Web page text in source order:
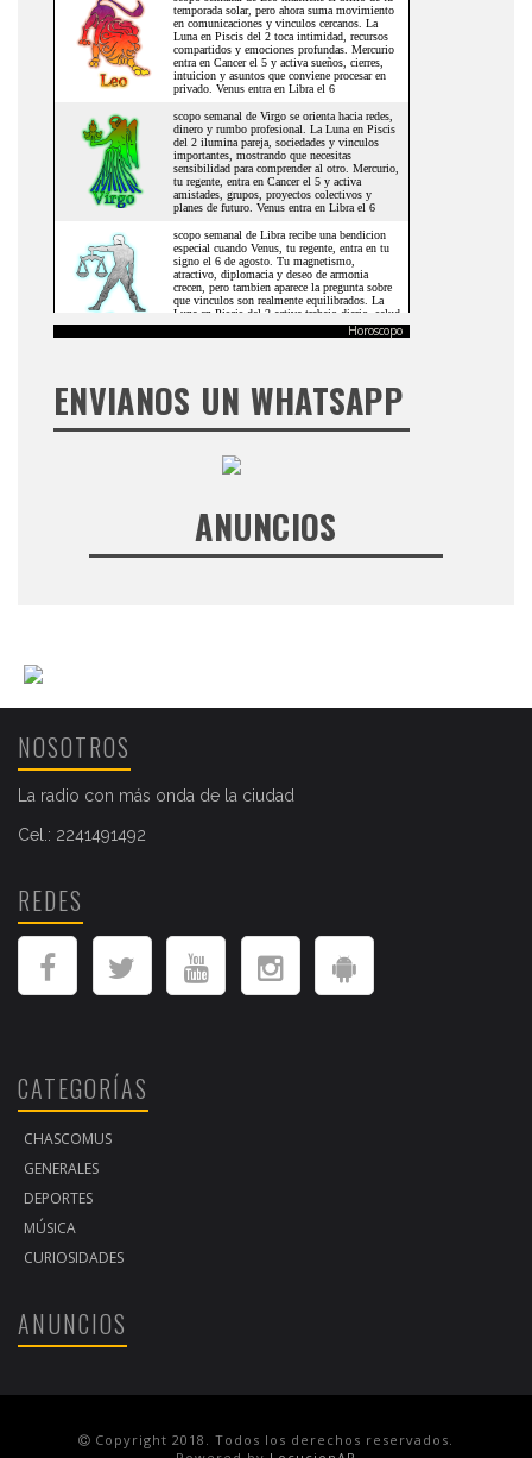
Horoscopo
ENVIANOS UN WHATSAPP
ANUNCIOS
NOSOTROS
La radio con más onda de la ciudad
Cel.: 2241491492
REDES
CATEGORÍAS
CHASCOMUS
GENERALES
DEPORTES
MÚSICA
CURIOSIDADES
ANUNCIOS
Copyright 2018. Todos los derechos reservados.